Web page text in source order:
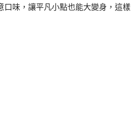
味，讓平凡小點也能大變身，這樣